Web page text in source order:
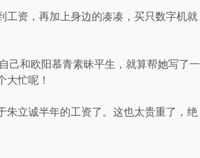
工资，再加上身边的凑凑，买只数字机就
己和欧阳慕青素昧平生，就算帮她写了一
大忙呢！
朱立诚半年的工资了。这也太贵重了，绝